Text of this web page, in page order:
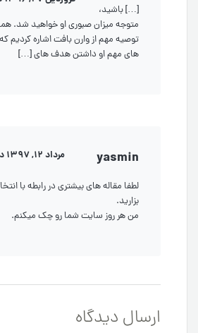
[…] باشید،
توصیه مهم از وارن بافت اشاره کردیم
های مهم او داشتن هدف های […]
yasmin مرداد 12, 1397 در 13:00
لطفا مقاله های بیشتری در رابطه با
بزارید.
من هر روز سایت شما رو چک میکنم.
ارسال دیدگاه